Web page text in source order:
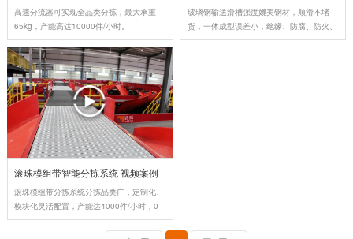
高速分流器可实现全品类分拣，最大承重
65kg，产能高达10000件/小时。
玻璃钢输送滑槽强度媲美钢材，顺滑不堵
货，一体成型误差小，绝缘、防腐、防火、
不变形。
滚珠模组带智能分拣系统 视频案例
滚珠模组带分拣系统分拣品类广，定制化、
模块化灵活配置，产能达4000件/小时，0
磨损不卡货，维修成本极低。